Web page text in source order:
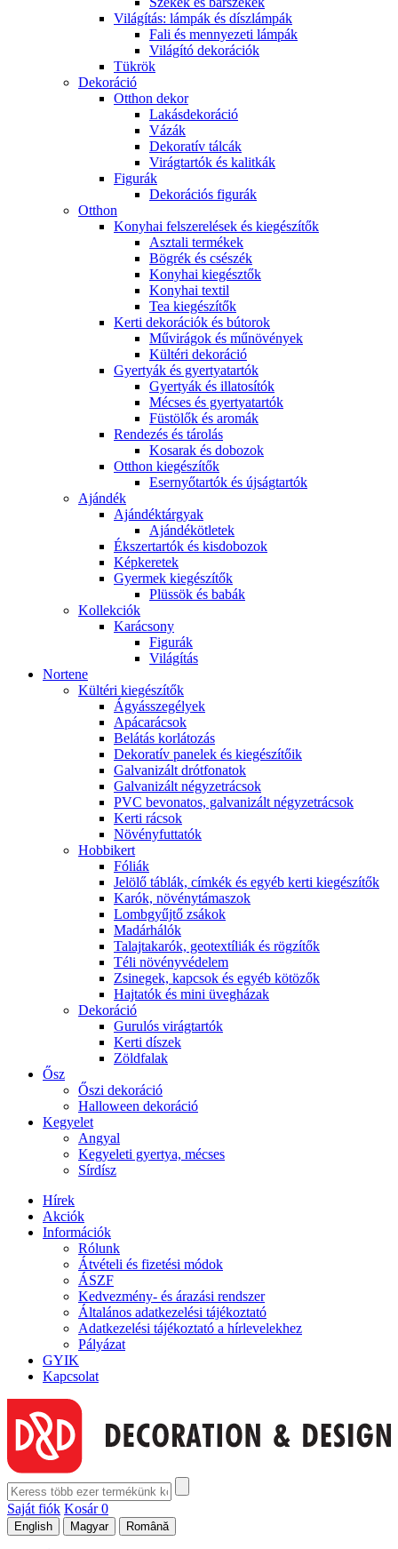
Világítás: lámpák és díszlámpák
Fali és mennyezeti lámpák
Világító dekorációk
Tükrök
Dekoráció
Otthon dekor
Lakásdekoráció
Vázák
Dekoratív tálcák
Virágtartók és kalitkák
Figurák
Dekorációs figurák
Otthon
Konyhai felszerelések és kiegészítők
Asztali termékek
Bögrék és csészék
Konyhai kiegésztők
Konyhai textil
Tea kiegészítők
Kerti dekorációk és bútorok
Művirágok és műnövények
Kültéri dekoráció
Gyertyák és gyertyatartók
Gyertyák és illatosítók
Mécses és gyertyatartók
Füstölők és aromák
Rendezés és tárolás
Kosarak és dobozok
Otthon kiegészítők
Esernyőtartók és újságtartók
Ajándék
Ajándéktárgyak
Ajándékötletek
Ékszertartók és kisdobozok
Képkeretek
Gyermek kiegészítők
Plüssök és babák
Kollekciók
Karácsony
Figurák
Világítás
Nortene
Kültéri kiegészítők
Ágyásszegélyek
Apácarácsok
Belátás korlátozás
Dekoratív panelek és kiegészítőik
Galvanizált drótfonatok
Galvanizált négyzetrácsok
PVC bevonatos, galvanizált négyzetrácsok
Kerti rácsok
Növényfuttatók
Hobbikert
Fóliák
Jelölő táblák, címkék és egyéb kerti kiegészítők
Karók, növénytámaszok
Lombgyűjtő zsákok
Madárhálók
Talajtakarók, geotextíliák és rögzítők
Téli növényvédelem
Zsinegek, kapcsok és egyéb kötözők
Hajtatók és mini üvegházak
Dekoráció
Gurulós virágtartók
Kerti díszek
Zöldfalak
Ősz
Őszi dekoráció
Halloween dekoráció
Kegyelet
Angyal
Kegyeleti gyertya, mécses
Sírdísz
Hírek
Akciók
Információk
Rólunk
Átvételi és fizetési módok
ÁSZF
Kedvezmény- és árazási rendszer
Általános adatkezelési tájékoztató
Adatkezelési tájékoztató a hírlevelekhez
Pályázat
GYIK
Kapcsolat
Saját fiók Kosár 0